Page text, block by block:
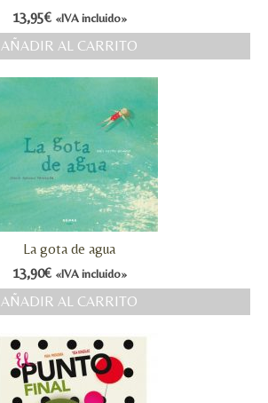
13,95€ «IVA incluido»
AÑADIR AL CARRITO
La gota de agua
13,90€ «IVA incluido»
AÑADIR AL CARRITO